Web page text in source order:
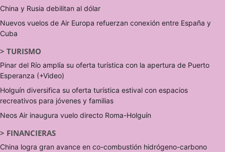
China y Rusia debilitan al dólar
Nuevos vuelos de Air Europa refuerzan conexión entre España y
Cuba
> TURISMO
Pinar del Río amplía su oferta turística con la apertura de Puerto
Esperanza (+Video)
Holguín diversifica su oferta turística estival con espacios
recreativos para jóvenes y familias
Neos Air inaugura vuelo directo Roma-Holguín
> FINANCIERAS
China logra gran avance en co-combustión hidrógeno-carbono